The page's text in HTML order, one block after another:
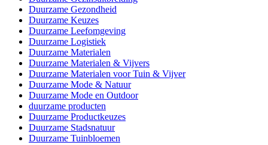
Duurzame Gezondheid
Duurzame Keuzes
Duurzame Leefomgeving
Duurzame Logistiek
Duurzame Materialen
Duurzame Materialen & Vijvers
Duurzame Materialen voor Tuin & Vijver
Duurzame Mode & Natuur
Duurzame Mode en Outdoor
duurzame producten
Duurzame Productkeuzes
Duurzame Stadsnatuur
Duurzame Tuinbloemen